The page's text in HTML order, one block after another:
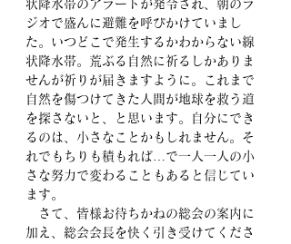
状降水帯のアラートが発令され、朝のラ
ジオで盛んに避難を呼びかけていまし
た。いつどこで発生するかわからない線
状降水帯。荒ぶる自然に祈るしかありま
せんが祈りが届きますように。これまで
自然を傷つけてきた人間が地球を救う道
を探さないと、と思います。自分にでき
るのは、小さなことかもしれません。そ
れでもちりも積もれば…で一人一人の小
さな努力で変わることもあると信じてい
ます。
さて、皆様お待ちかねの総会の案内に
加え、総会会長を快く引き受けてくださ